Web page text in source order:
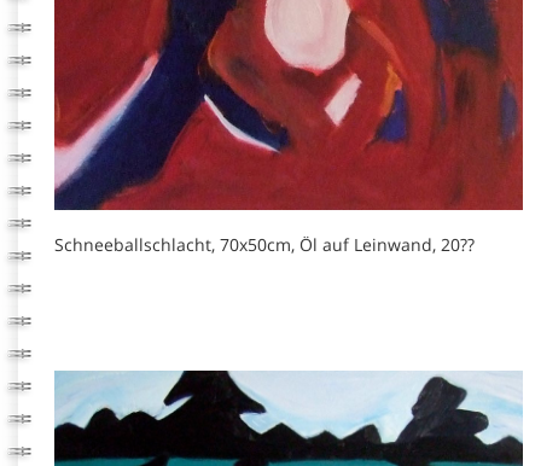
Schneeballschlacht, 70x50cm, Öl auf Leinwand, 20??